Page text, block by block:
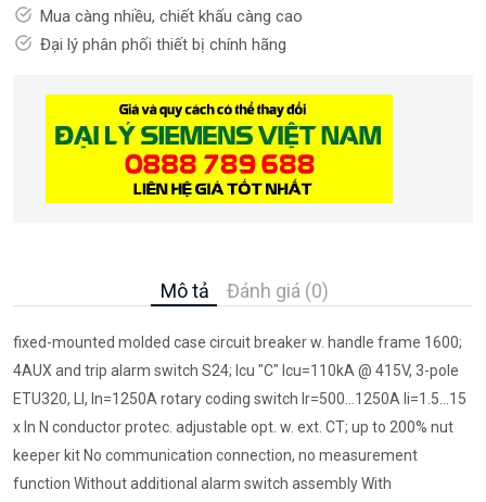
Mua càng nhiều, chiết khấu càng cao
Đại lý phân phối thiết bị chính hãng
Mô tả Đánh giá (0)
fixed-mounted molded case circuit breaker w. handle frame 1600;
4AUX and trip alarm switch S24; Icu "C" Icu=110kA @ 415V, 3-pole
ETU320, LI, In=1250A rotary coding switch Ir=500...1250A Ii=1.5...15
x In N conductor protec. adjustable opt. w. ext. CT; up to 200% nut
keeper kit No communication connection, no measurement
function Without additional alarm switch assembly With